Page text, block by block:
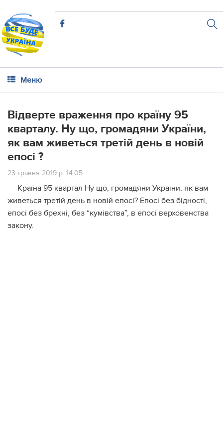
Меню
Відверте враження про країну 95
кварталу. Ну що, громадяни України,
як вам живеться третій день в новій
епосі ?
23 травня 2019 р. 14:05
Країна 95 квартал Ну що, громадяни України, як вам
живеться третій день в новій епосі? Епосі без бідності,
епосі без брехні, без “кумівства”, в епосі верховенства
закону.